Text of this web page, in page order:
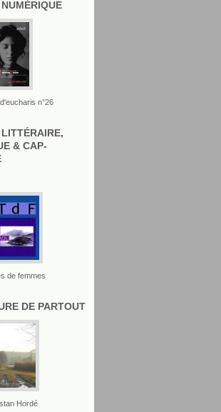
n°26
& CAP-
de femmes
DE PARTOUT
Hordé